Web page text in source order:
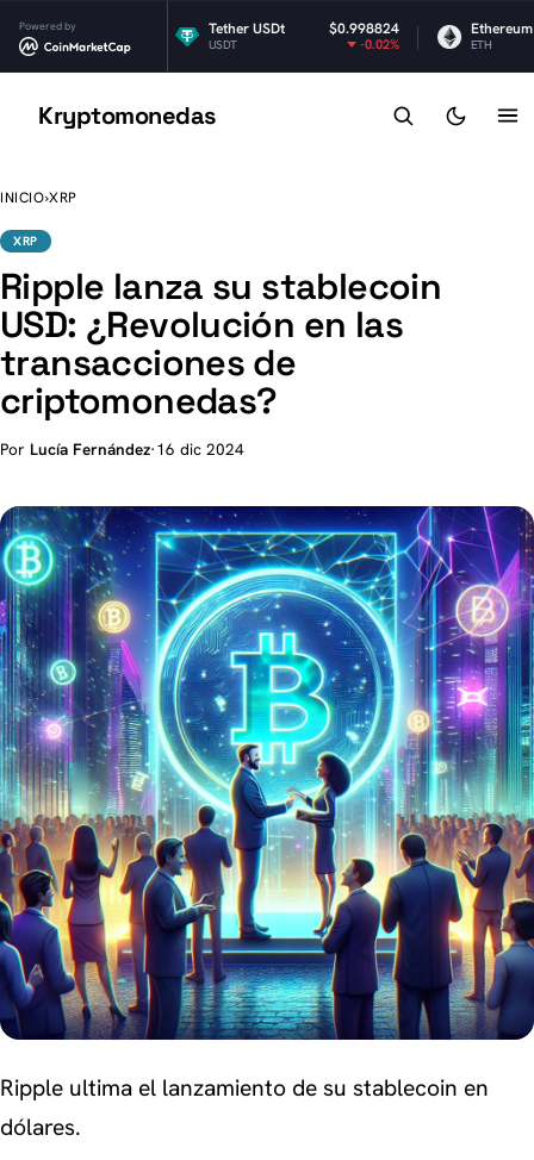
Powered by
$1.05
-1.33%
Tether USDt $0.998824
USDT -0.02%
Ethereum
ETH
Kryptomonedas
INICIO›XRP
XRP
Ripple lanza su stablecoin
USD: ¿Revolución en las
transacciones de
criptomonedas?
Por Lucía Fernández·16 dic 2024
Ripple ultima el lanzamiento de su stablecoin en
dólares.